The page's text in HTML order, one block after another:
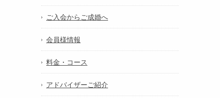
ご入会からご成婚へ
会員様情報
料金・コース
アドバイザーご紹介